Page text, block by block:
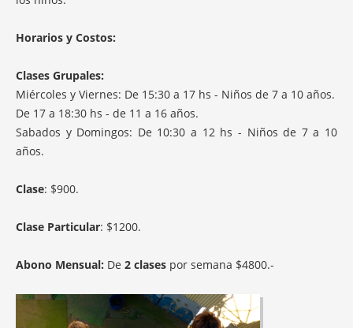
TOMAS
SHOP
CONTACTO
Horarios y Costos:
Clases Grupales:
Miércoles y Viernes: De 15:30 a 17 hs - Niños de 7 a 10 años.
De 17 a 18:30 hs - de 11 a 16 años.
Sabados y Domingos: De 10:30 a 12 hs - Niños de 7 a 10
años.
Clase: $900.
Clase Particular: $1200.
Abono Mensual: De 2 clases por semana $4800.-